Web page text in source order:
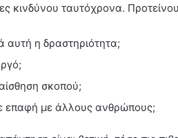
κινδύνου ταυτόχρονα.
αυτή η δραστηριότητα;
σκοπού;
επαφή με άλλους ανθρώπους;